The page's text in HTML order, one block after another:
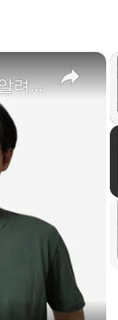
×
남들보다 똑똑하게 블로그 키워드 잡는법! 제대로 알려드림